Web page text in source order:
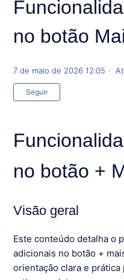
no botão
7 de maio de 2026 12:05
Seguir
no botão +
Visão geral
Este conteúdo detalha o
adicionais no botão +
orientação clara e